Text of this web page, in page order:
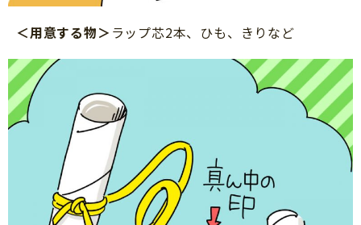
＜用意する物＞ ラップ芯2本、ひも、きりなど